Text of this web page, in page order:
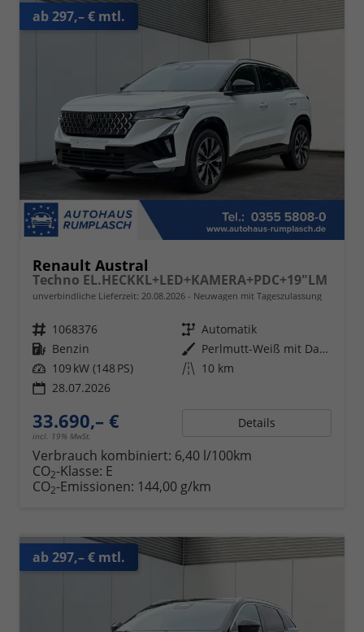
ab 297,– € mtl.
Renault Austral
Techno EL.HECKKL+LED+KAMERA+PDC+19"LM
unverbindliche Lieferzeit: 20.08.2026 Neuwagen mit Tageszulassung
Fahrzeugnr. 1068376 Getriebe Automatik
Kraftstoff Benzin Außenfarbe
Perlmutt-Weiß mit Dach in Black-Pearl-Schwarz
Leistung 109 kW (148 PS) Kilometerstand 10 km
28.07.2026
33.690,– €
incl. 19% MwSt.
Details
Verbrauch kombiniert: 6,40 l/100km
CO2-Klasse: E
CO2-Emissionen: 144,00 g/km
ab 297,– € mtl.